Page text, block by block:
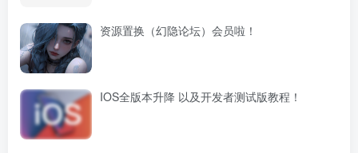
资源置换（幻隐论坛）会员啦！
IOS全版本升降 以及开发者测试版教程！